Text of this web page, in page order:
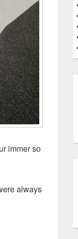
immer so
always